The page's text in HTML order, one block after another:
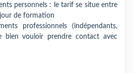
personnels : le tarif se situe entre
de formation
professionnels (indépendants,
bien vouloir prendre contact avec